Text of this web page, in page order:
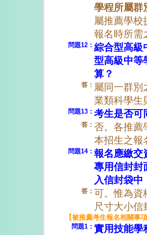
學程所屬群
屬推薦學校
報名時所需
問題12： 綜合型高級
型高級中等
算？
答： 屬同一群別
業類科學生
問題13： 考生是否可
答： 否。各推薦
本招生之報
問題14： 報名應繳交
專用信封封
入信封袋
答： 可。惟為資
尺寸大小信
【被推薦考生報名相關事
問題1： 實用技能學